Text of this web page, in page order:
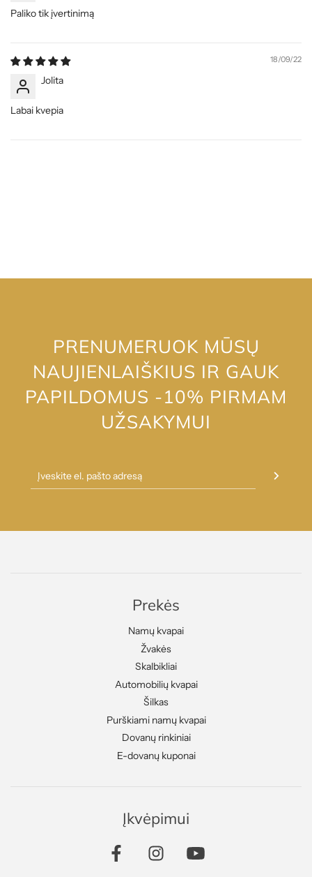
Paliko tik įvertinimą
18/09/22
Jolita
Labai kvepia
PRENUMERUOK MŪSŲ
NAUJIENLAIŠKIUS IR GAUK
PAPILDOMUS -10% PIRMAM
UŽSAKYMUI
Prekės
Namų kvapai
Žvakės
Skalbikliai
Automobilių kvapai
Šilkas
Purškiami namų kvapai
Dovanų rinkiniai
E-dovanų kuponai
Įkvėpimui